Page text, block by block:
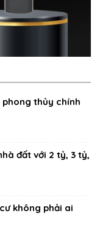
thủy chính
đất với 2 tỷ, 3 tỷ,
không phải ai